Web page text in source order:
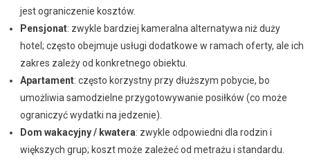
jest ograniczenie kosztów.
Pensjonat: zwykle bardziej kameralna alternatywa niż duży
hotel; często obejmuje usługi dodatkowe w ramach oferty, ale ich
zakres zależy od konkretnego obiektu.
Apartament: często korzystny przy dłuższym pobycie, bo
umożliwia samodzielne przygotowywanie posiłków (co może
ograniczyć wydatki na jedzenie).
Dom wakacyjny / kwatera: zwykle odpowiedni dla rodzin i
większych grup; koszt może zależeć od metrażu i standardu.